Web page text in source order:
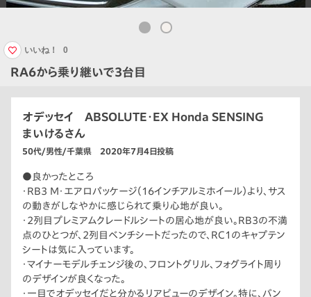
RA6から乗り継いで3台目
いいね！ 0
オデッセイ ABSOLUTE・EX Honda SENSING
まいけるさん
50代/男性/千葉県 2020年7月4日投稿
●良かったところ
・RB3 M・エアロパッケージ（16インチアルミホイール）より、サス
の動きがしなやかに感じられて乗り心地が良い。
・2列目プレミアムクレードルシートの居心地が良い。RB3の不満
点のひとつが、2列目ベンチシートだったので、RC1のキャプテン
シートは気に入っています。
・マイナーモデルチェンジ後の、フロントグリル、フォグライト周り
のデザインが良くなった。
・一目でオデッセイだと分かるリアビューのデザイン。特に、バン